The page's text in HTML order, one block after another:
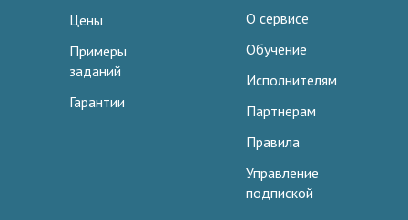
Цены
Примеры
заданий
Гарантии
О сервисе
Обучение
Исполнителям
Партнерам
Правила
Управление
подпиской